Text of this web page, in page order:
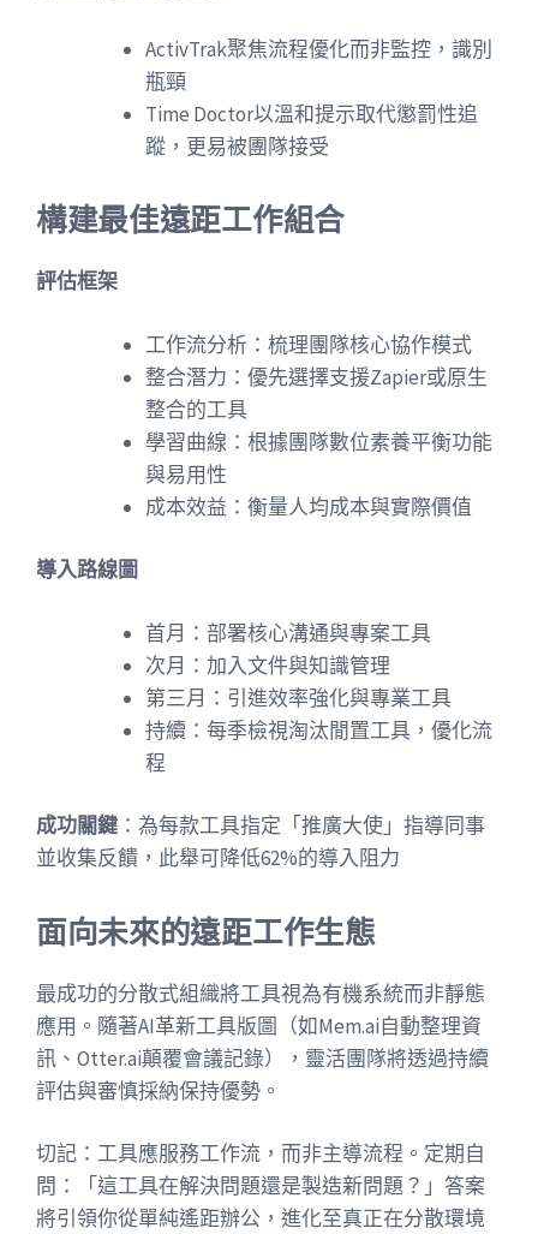
ActivTrak聚焦流程優化而非監控，識別
瓶頸
Time Doctor以溫和提示取代懲罰性追
蹤，更易被團隊接受
構建最佳遠距工作組合
評估框架
工作流分析：梳理團隊核心協作模式
整合潛力：優先選擇支援Zapier或原生
整合的工具
學習曲線：根據團隊數位素養平衡功能
與易用性
成本效益：衡量人均成本與實際價值
導入路線圖
首月：部署核心溝通與專案工具
次月：加入文件與知識管理
第三月：引進效率強化與專業工具
持續：每季檢視淘汰閒置工具，優化流
程
成功關鍵 ：為每款工具指定「推廣大使」指導同事
並收集反饋，此舉可降低62%的導入阻力
面向未來的遠距工作生態
最成功的分散式組織將工具視為有機系統而非靜態
應用。隨著AI革新工具版圖（如Mem.ai自動整理資
訊、Otter.ai顛覆會議記錄），靈活團隊將透過持續
評估與審慎採納保持優勢。
切記：工具應服務工作流，而非主導流程。定期自
問：「這工具在解決問題還是製造新問題？」答案
將引領你從單純遙距辦公，進化至真正在分散環境